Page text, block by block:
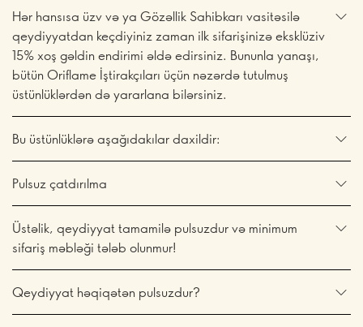
Hər hansısa üzv və ya Gözəllik Sahibkarı vasitəsilə
qeydiyyatdan keçdiyiniz zaman ilk sifarişinizə eksklüziv
15% xoş gəldin endirimi əldə edirsiniz. Bununla yanaşı,
bütün Oriflame İştirakçıları üçün nəzərdə tutulmuş
üstünlüklərdən də yararlana bilərsiniz.
Bu üstünlüklərə aşağıdakılar daxildir:
Pulsuz çatdırılma
Üstəlik, qeydiyyat tamamilə pulsuzdur və minimum
sifariş məbləği tələb olunmur!
Qeydiyyat həqiqətən pulsuzdur?